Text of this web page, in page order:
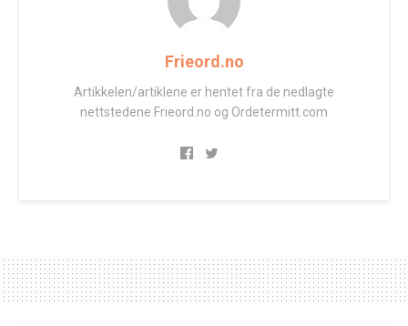
Frieord.no
Artikkelen/artiklene er hentet fra de nedlagte
nettstedene Frieord.no og Ordetermitt.com